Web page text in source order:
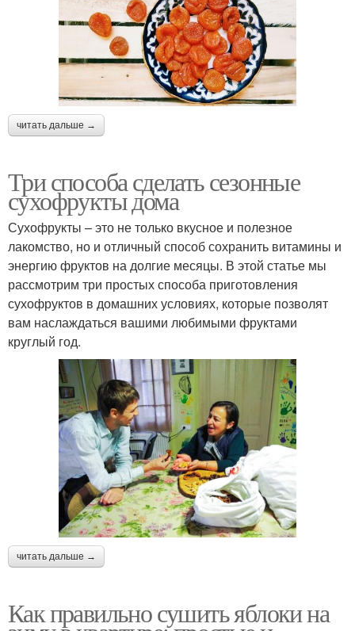
читать дальше →
Три способа сделать сезонные
сухофрукты дома
Сухофрукты – это не только вкусное и полезное
лакомство, но и отличный способ сохранить витамины и
энергию фруктов на долгие месяцы. В этой статье мы
рассмотрим три простых способа приготовления
сухофруктов в домашних условиях, которые позволят
вам наслаждаться вашими любимыми фруктами
круглый год.
читать дальше →
Как правильно сушить яблоки на